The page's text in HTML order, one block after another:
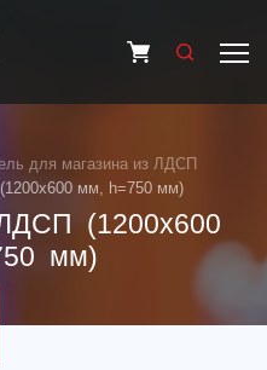
для магазина из ЛДСП
мм, h=750 мм)
(1200х600
мм)